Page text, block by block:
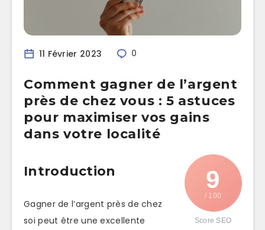
11 Février 2023 0
Comment gagner de l’argent
près de chez vous : 5 astuces
pour maximiser vos gains
dans votre localité
9
/ 100
Score SEO
Introduction
Gagner de l’argent près de chez
soi peut être une excellente